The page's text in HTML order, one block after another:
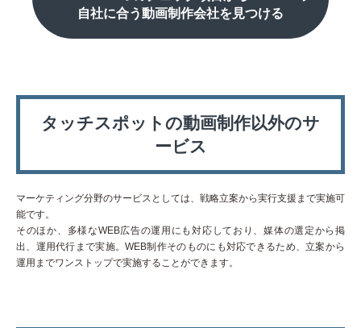
自社に合う動画制作会社を見つける
タッチスポットの動画制作以外のサ
ービス
マーケティング分野のサービスとしては、戦略立案から実行支援まで実施可
能です。
そのほか、多様なWEB広告の運用にも対応しており、媒体の選定から掲
出、運用代行まで実施。WEB制作そのものにも対応できるため、立案から
運用までワンストップで実施することができます。